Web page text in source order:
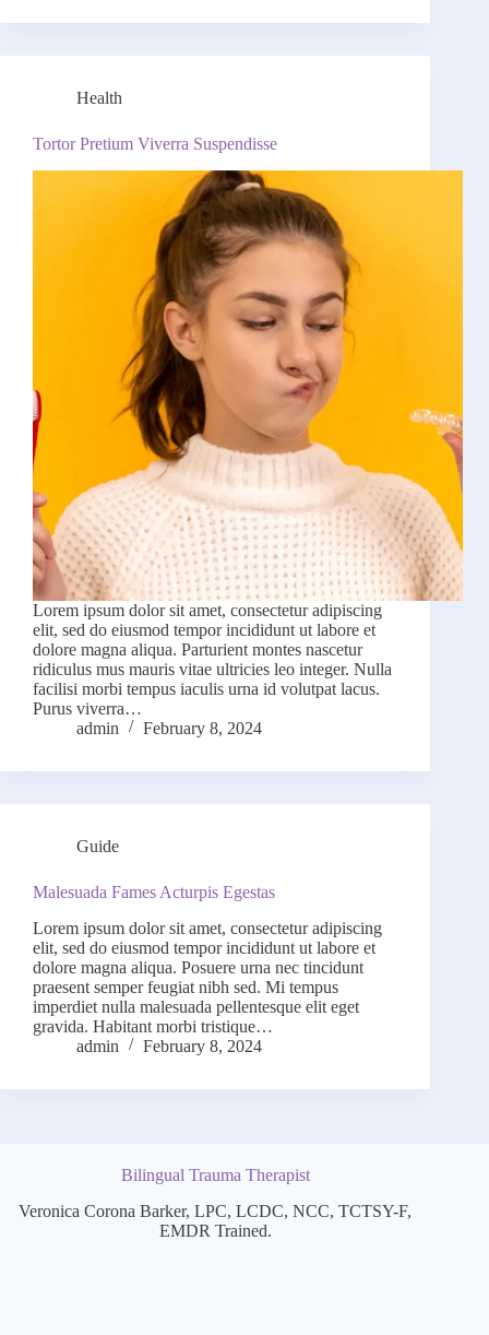
Health
Tortor Pretium Viverra Suspendisse
Lorem ipsum dolor sit amet, consectetur adipiscing
elit, sed do eiusmod tempor incididunt ut labore et
dolore magna aliqua. Parturient montes nascetur
ridiculus mus mauris vitae ultricies leo integer. Nulla
facilisi morbi tempus iaculis urna id volutpat lacus.
Purus viverra…
admin
February 8, 2024
Guide
Malesuada Fames Acturpis Egestas
Lorem ipsum dolor sit amet, consectetur adipiscing
elit, sed do eiusmod tempor incididunt ut labore et
dolore magna aliqua. Posuere urna nec tincidunt
praesent semper feugiat nibh sed. Mi tempus
imperdiet nulla malesuada pellentesque elit eget
gravida. Habitant morbi tristique…
admin
February 8, 2024
Bilingual Trauma Therapist
Veronica Corona Barker, LPC, LCDC, NCC, TCTSY-F,
EMDR Trained.